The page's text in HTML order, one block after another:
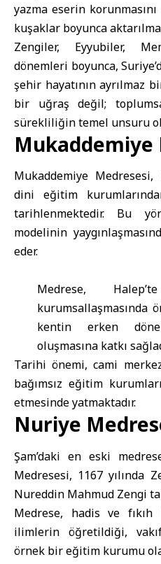
yazma eserin
kuşaklar boyunca
Zengiler, Eyyubiler,
dönemleri boyunca,
şehir hayatının ayrılmaz
bir uğraş değil;
sürekliliğin temel unsuru
Mukaddemiye
Mukaddemiye
dini eğitim
tarihlenmektedir. Bu
modelinin
eder.
Medrese,
kurumsallaşmasında
kentin erken
oluşmasına katkı
Tarihi önemi, cami
bağımsız eğitim
etmesinde yatmaktadır.
Nuriye
Şam’daki en eski
Medresesi, 1167 yılında
Nureddin Mahmud Zengi
Medrese, hadis ve
ilimlerin öğretildiği,
örnek bir eğitim kurumu